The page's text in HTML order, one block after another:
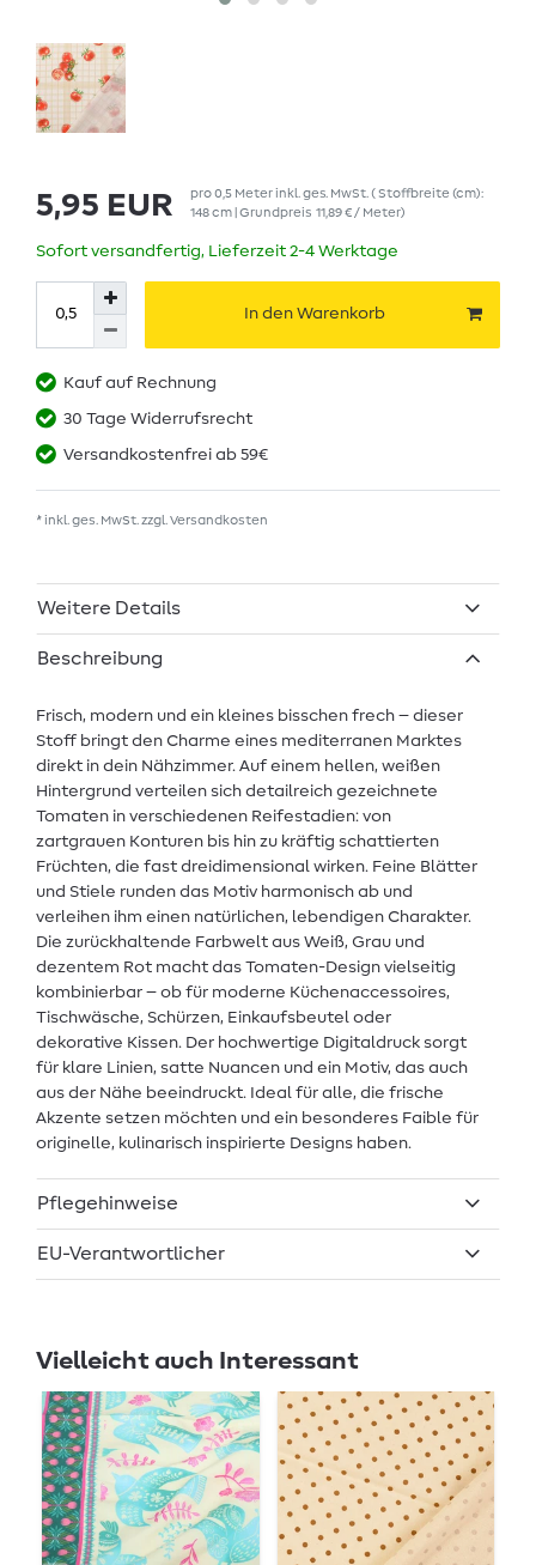
5,95 EUR pro0,5 Meterinkl. ges. MwSt. ( Stoffbreite (cm):
148 cm | Grundpreis 11,89 € / Meter)
Sofort versandfertig, Lieferzeit 2-4 Werktage
In den Warenkorb
Kauf auf Rechnung
30 Tage Widerrufsrecht
Versandkostenfrei ab 59€
* inkl. ges. MwSt. zzgl. Versandkosten
Weitere Details
Beschreibung
Frisch, modern und ein kleines bisschen frech – dieser
Stoff bringt den Charme eines mediterranen Marktes
direkt in dein Nähzimmer. Auf einem hellen, weißen
Hintergrund verteilen sich detailreich gezeichnete
Tomaten in verschiedenen Reifestadien: von
zartgrauen Konturen bis hin zu kräftig schattierten
Früchten, die fast dreidimensional wirken. Feine Blätter
und Stiele runden das Motiv harmonisch ab und
verleihen ihm einen natürlichen, lebendigen Charakter.
Die zurückhaltende Farbwelt aus Weiß, Grau und
dezentem Rot macht das Tomaten-Design vielseitig
kombinierbar – ob für moderne Küchenaccessoires,
Tischwäsche, Schürzen, Einkaufsbeutel oder
dekorative Kissen. Der hochwertige Digitaldruck sorgt
für klare Linien, satte Nuancen und ein Motiv, das auch
aus der Nähe beeindruckt. Ideal für alle, die frische
Akzente setzen möchten und ein besonderes Faible für
originelle, kulinarisch inspirierte Designs haben.
Pflegehinweise
EU-Verantwortlicher
Vielleicht auch Interessant